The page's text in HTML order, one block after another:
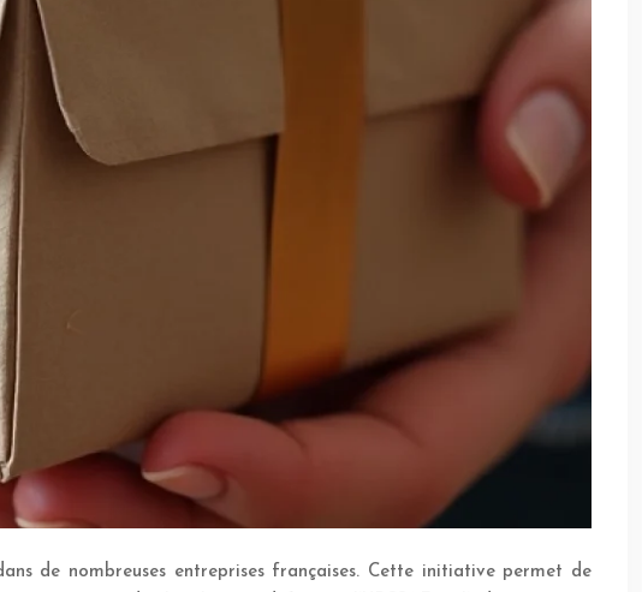
de nombreuses entreprises françaises. Cette initiative permet de